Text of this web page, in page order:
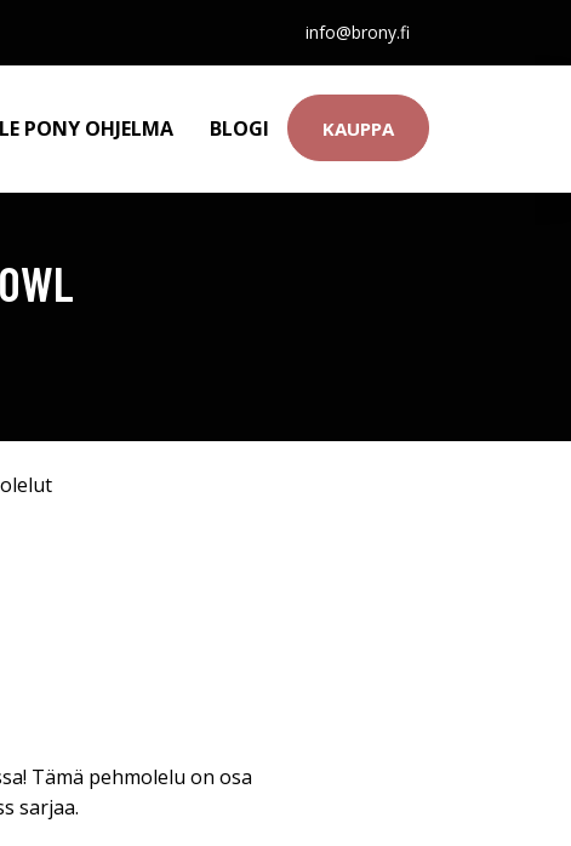
info@brony.fi
PONY OHJELMA BLOGI KAUPPA
Tämä pehmolelu on osa
sarjaa.